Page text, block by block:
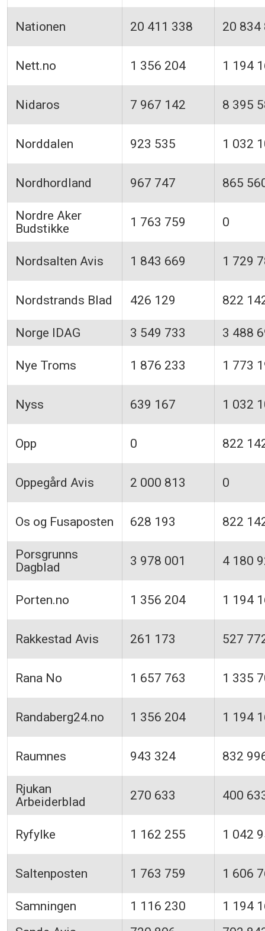
Nationen 20 411 338 20 834
Nett.no 1 356 204 1 194
Nidaros 7 967 142 8 395
Norddalen 923 535 1 032
Nordhordland 967 747 865
Nordre Aker
Budstikke
1 763 759 0
Nordsalten Avis 1 843 669 1 729
Nordstrands Blad 426 129 822
Norge IDAG 3 549 733 3 488
Nye Troms 1 876 233 1 773
Nyss 639 167 1 032
Opp 0 822
Oppegård Avis 2 000 813 0
Os og Fusaposten 628 193 822
Porsgrunns
Dagblad
3 978 001 4 180
Porten.no 1 356 204 1 194
Rakkestad Avis 261 173 527
Rana No 1 657 763 1 335
Randaberg24.no 1 356 204 1 194
Raumnes 943 324 832
Rjukan
Arbeiderblad
270 633 400
Ryfylke 1 162 255 1 042
Saltenposten 1 763 759 1 606
Samningen 1 116 230
1 194